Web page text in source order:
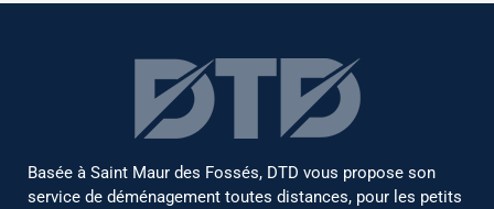
Basée à Saint Maur des Fossés, DTD vous propose son
service de déménagement toutes distances, pour les petits